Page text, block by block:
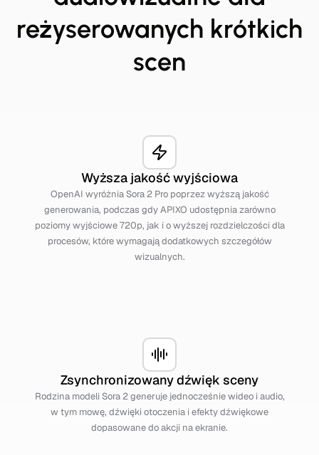
reżyserowanych krótkich
scen
Wyższa jakość wyjściowa
OpenAI wyróżnia Sora 2 Pro poprzez wyższą jakość
generowania, podczas gdy APIXO udostępnia zarówno
poziomy wyjściowe 720p, jak i o wyższej rozdzielczości dla
procesów, które wymagają dodatkowych szczegółów
wizualnych.
Zsynchronizowany dźwięk sceny
Rodzina modeli Sora 2 generuje jednocześnie wideo i audio,
w tym mowę, dźwięki otoczenia i efekty dźwiękowe
dopasowane do akcji na ekranie.